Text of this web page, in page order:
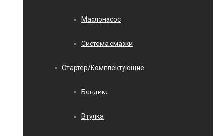
Маслонасос
Система смазки
Стартер/Комплектующие
Бендикс
Втулка